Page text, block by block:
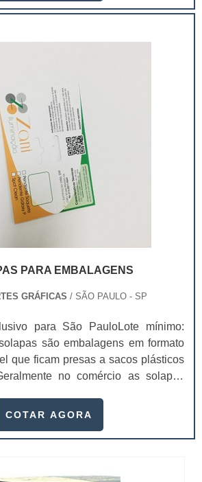
a de causar a primeira
PARA EMBALAGENS
GRÁFICAS / SÃO PAULO - SP
para São PauloLote mínimo:
são embalagens em formato
que ficam presas a sacos plásticos
no comércio as solapas
de utilização da solapasSaquinhos
As solapas ainda são impressas de
COTAR AGORA